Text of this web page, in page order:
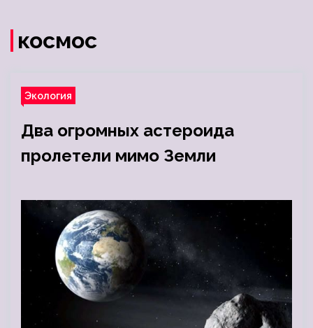
космос
Экология
Два огромных астероида
пролетели мимо Земли